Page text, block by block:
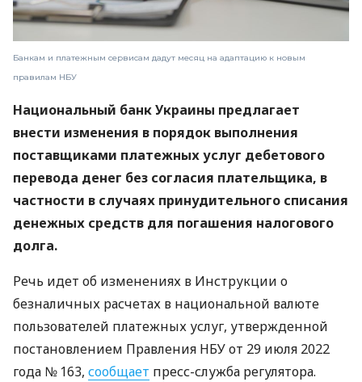
Банкам и платежным сервисам дадут месяц на адаптацию к новым
правилам НБУ
Национальный банк Украины предлагает
внести изменения в порядок выполнения
поставщиками платежных услуг дебетового
перевода денег без согласия плательщика, в
частности в случаях принудительного списания
денежных средств для погашения налогового
долга.
Речь идет об изменениях в Инструкции о
безналичных расчетах в национальной валюте
пользователей платежных услуг, утвержденной
постановлением Правления НБУ от 29 июля 2022
года № 163, сообщает пресс-служба регулятора.